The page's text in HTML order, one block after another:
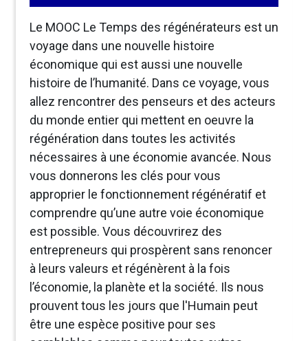
Le MOOC Le Temps des régénérateurs est un
voyage dans une nouvelle histoire
économique qui est aussi une nouvelle
histoire de l’humanité. Dans ce voyage, vous
allez rencontrer des penseurs et des acteurs
du monde entier qui mettent en oeuvre la
régénération dans toutes les activités
nécessaires à une économie avancée. Nous
vous donnerons les clés pour vous
approprier le fonctionnement régénératif et
comprendre qu’une autre voie économique
est possible. Vous découvrirez des
entrepreneurs qui prospèrent sans renoncer
à leurs valeurs et régénèrent à la fois
l’économie, la planète et la société. Ils nous
prouvent tous les jours que l'Humain peut
être une espèce positive pour ses